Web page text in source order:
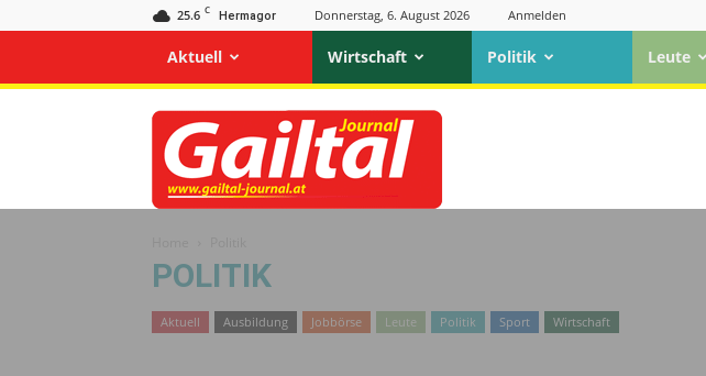
25.6 C Hermagor Donnerstag, 6. August 2026 Anmelden
Aktuell Wirtschaft Politik Leute
Gailtal
Journal
POLITIK
Aktuell Ausbildung Jobbörse Leute Politik Sport Wirtschaft